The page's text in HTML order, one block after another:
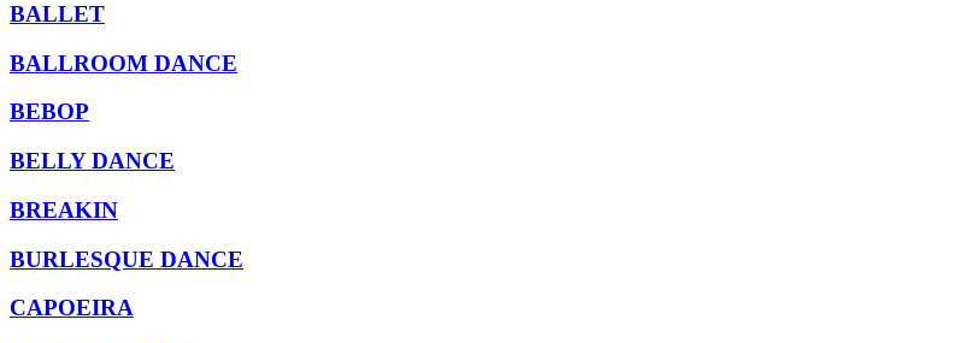
BALLET
BALLROOM DANCE
BEBOP
BELLY DANCE
BREAKIN
BURLESQUE DANCE
CAPOEIRA